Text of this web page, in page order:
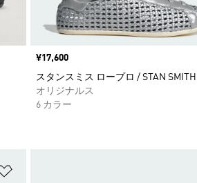
価格
¥17,600
スタンスミス ロープロ / STAN SMITH
オリジナルス
6 カラー